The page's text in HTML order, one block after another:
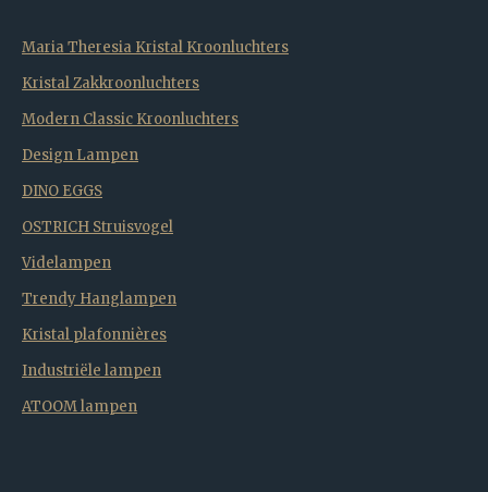
Maria Theresia Kristal Kroonluchters
Kristal Zakkroonluchters
Modern Classic Kroonluchters
Design Lampen
DINO EGGS
OSTRICH Struisvogel
Videlampen
Trendy Hanglampen
Kristal plafonnières
Industriële lampen
ATOOM lampen